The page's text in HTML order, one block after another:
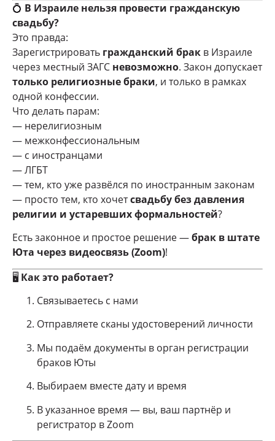
💍 В Израиле нельзя провести гражданскую
свадьбу?
Это правда:
Зарегистрировать гражданский брак в Израиле
через местный ЗАГС невозможно. Закон допускает
только религиозные браки, и только в рамках
одной конфессии.
Что делать парам:
— нерелигиозным
— межконфессиональным
— с иностранцами
— ЛГБТ
— тем, кто уже развёлся по иностранным законам
— просто тем, кто хочетсвадьбу без давления
религии и устаревших формальностей?
Есть законное и простое решение —брак в штате
Юта через видеосвязь (Zoom)!
🖥️ Как это работает?
Связываетесь с нами
Отправляете сканы удостоверений личности
Мы подаём документы в орган регистрации
браков Юты
Выбираем вместе дату и время
В указанное время — вы, ваш партнёр и
регистратор в Zoom